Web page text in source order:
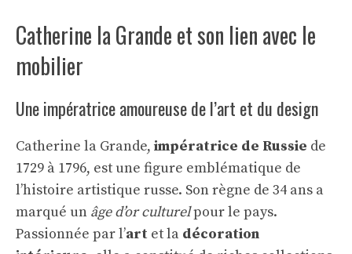
Catherine la Grande et son lien avec le
mobilier
Une impératrice amoureuse de l’art et du design
Catherine la Grande, impératrice de Russie de
1729 à 1796, est une figure emblématique de
l’histoire artistique russe. Son règne de 34 ans a
marqué un âge d’or culturelpour le pays.
Passionnée par l’art et la décoration